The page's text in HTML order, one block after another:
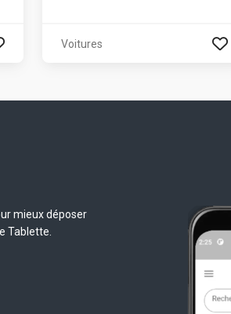
Voitures
mieux déposer
Tablette.